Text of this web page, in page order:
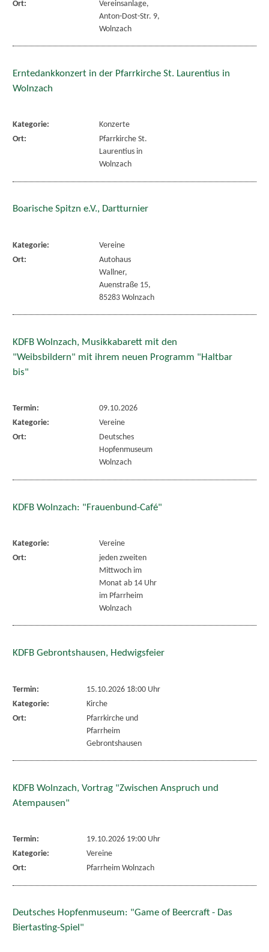
Ort:
Vereinsanlage,
Anton-Dost-Str. 9,
Wolnzach
Erntedankkonzert in der Pfarrkirche St. Laurentius in
Wolnzach
Kategorie:
Konzerte
Ort:
Pfarrkirche St.
Laurentius in
Wolnzach
Boarische Spitzn e.V., Dartturnier
Kategorie:
Vereine
Ort:
Autohaus
Wallner,
Auenstraße 15,
85283 Wolnzach
KDFB Wolnzach, Musikkabarett mit den
"Weibsbildern" mit ihrem neuen Programm "Haltbar
bis"
Termin:
09.10.2026
Kategorie:
Vereine
Ort:
Deutsches
Hopfenmuseum
Wolnzach
KDFB Wolnzach: "Frauenbund-Café"
Kategorie:
Vereine
Ort:
jeden zweiten
Mittwoch im
Monat ab 14 Uhr
im Pfarrheim
Wolnzach
KDFB Gebrontshausen, Hedwigsfeier
Termin:
15.10.2026 18:00 Uhr
Kategorie:
Kirche
Ort:
Pfarrkirche und
Pfarrheim
Gebrontshausen
KDFB Wolnzach, Vortrag "Zwischen Anspruch und
Atempausen"
Termin:
19.10.2026 19:00 Uhr
Kategorie:
Vereine
Ort:
Pfarrheim Wolnzach
Deutsches Hopfenmuseum: "Game of Beercraft - Das
Biertasting-Spiel"